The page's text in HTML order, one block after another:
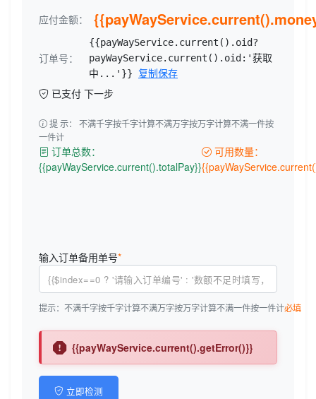
应付金额：
订单号：
{{payWayService.current().oid?
payWayService.current().oid:'获取
中...'}} 复制保存
已支付 下一步
提 示： 不满千字按千字计算不满万字按万字计算不满一件按
一件计
订单总数：
{{payWayService.current().totalPay}}
可用数量：
输入订单备用单号*
提示： 不满千字按千字计算不满万字按万字计算不满一件按一件计必填
{{payWayService.current().getError()}}
立即检测